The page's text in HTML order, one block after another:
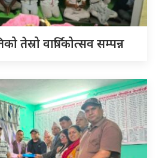
तेस्रो वार्षिकोत्सव सम्पन्न